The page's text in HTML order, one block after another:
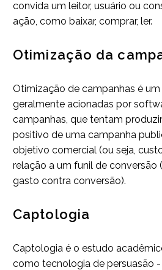
convida um leitor, usuário ou
ação, como baixar, comprar, ler.
Otimização da
Otimização de campanhas é um
geralmente acionadas por
campanhas, que tentam
positivo de uma campanha
objetivo comercial (ou seja,
relação a um funil de conversão
gasto contra conversão).
Captologia
Captologia é o estudo
como tecnologia de persuasão